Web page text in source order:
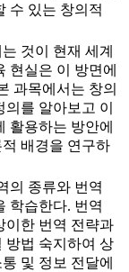
수 있는 창의적
것이 현재 세계
현실은 이 방면에
과목에서는 창의
를 알아보고 이
활용하는 방안에
배경을 연구하
의 종류와 번역
학습한다. 번역
이한 번역 전략과
방법 숙지하여 상
및 정보 전달에